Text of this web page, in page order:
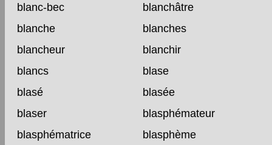
blanc-bec
blanchâtre
blanche
blanches
blancheur
blanchir
blancs
blase
blasé
blasée
blaser
blasphémateur
blasphématrice
blasphème